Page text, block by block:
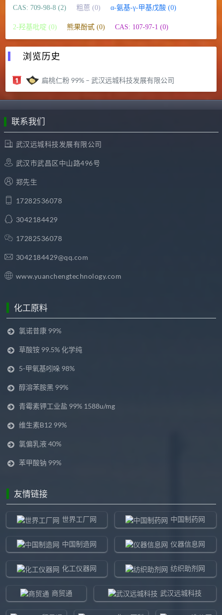
CAS: 709-98-8 (2) 粗蒽 (0) α-氨基-γ-甲基戊酸 (0)
2-羟基吡啶 (0) 熊果酚甙 (0) CAS: 107-97-1 (0)
浏览历史
扁桃仁粉 99% – 武汉远城科技发展有限公司
联系我们
武汉远城科技发展有限公司
武汉市武昌区中山路496号
郑先生
17282536078
3042184429
17282536078
3042184429@qq.com
www.yuanchengtechnology.com
化工原料
氯诺昔康 99%
草酸铵 99.5% 化学纯
5-甲氧基吲哚 98%
醇溶苯胺黑 99%
青霉素钾工业盐 99% 1588u/mg
维生素B12 99%
氯偏乳液 40%
苯甲酸钠 99%
友情链接
世界工厂网 中国制药网
中国制造网 仪器信息网
化工仪器网 纺织助剂网
商贸通 武汉远城科技